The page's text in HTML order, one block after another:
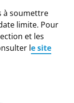
à soumettre
limite. Pour
et les
le site